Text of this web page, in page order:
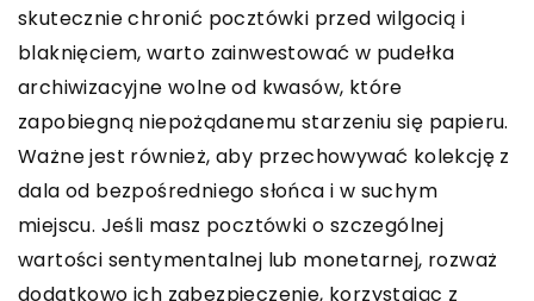
skutecznie chronić pocztówki przed wilgocią i
blaknięciem, warto zainwestować w pudełka
archiwizacyjne wolne od kwasów, które
zapobiegną niepożądanemu starzeniu się papieru.
Ważne jest również, aby przechowywać kolekcję z
dala od bezpośredniego słońca i w suchym
miejscu. Jeśli masz pocztówki o szczególnej
wartości sentymentalnej lub monetarnej, rozważ
dodatkowo ich zabezpieczenie, korzystając z